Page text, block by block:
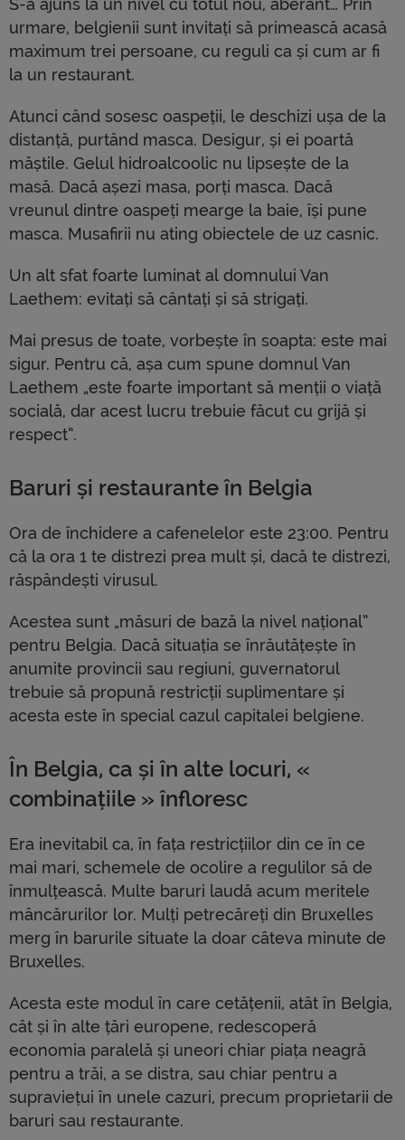
urmare, belgienii sunt invitați să primească acasă
maximum trei persoane, cu reguli ca și cum ar fi
la un restaurant.
Atunci când sosesc oaspeții, le deschizi ușa de la
distanță, purtând masca. Desigur, și ei poartă
măștile. Gelul hidroalcoolic nu lipsește de la
masă. Dacă așezi masa, porți masca. Dacă
vreunul dintre oaspeți mearge la baie, își pune
masca. Musafirii nu ating obiectele de uz casnic.
Un alt sfat foarte luminat al domnului Van
Laethem: evitați să cântați și să strigați.
Mai presus de toate, vorbește în soapta: este mai
sigur. Pentru că, așa cum spune domnul Van
Laethem „este foarte important să menții o viață
socială, dar acest lucru trebuie făcut cu grijă și
respect”.
Baruri și restaurante în Belgia
Ora de închidere a cafenelelor este 23:00. Pentru
că la ora 1 te distrezi prea mult și, dacă te distrezi,
răspândești virusul.
Acestea sunt „măsuri de bază la nivel național”
pentru Belgia. Dacă situația se înrăutățește în
anumite provincii sau regiuni, guvernatorul
trebuie să propună restricții suplimentare și
acesta este în special cazul capitalei belgiene.
În Belgia, ca și în alte locuri, «
combinațiile » înfloresc
Era inevitabil ca, în fața restricțiilor din ce în ce
mai mari, schemele de ocolire a regulilor să de
înmulțească. Multe baruri laudă acum meritele
mâncărurilor lor. Mulți petrecăreți din Bruxelles
merg în barurile situate la doar câteva minute de
Bruxelles.
Acesta este modul în care cetățenii, atât în ​​Belgia,
cât și în alte țări europene, redescoperă
economia paralelă și uneori chiar piața neagră
pentru a trăi, a se distra, sau chiar pentru a
supraviețui în unele cazuri, precum proprietarii de
baruri sau restaurante.